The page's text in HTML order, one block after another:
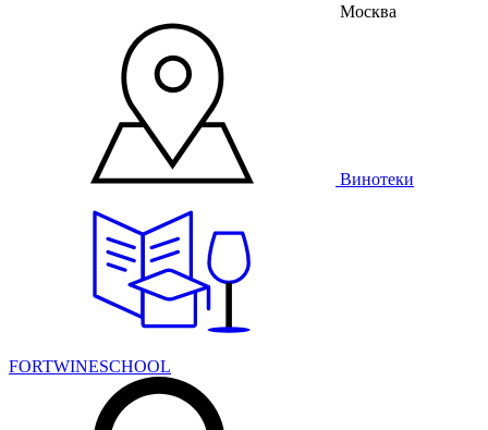
Москва
Винотеки
FORTWINESCHOOL